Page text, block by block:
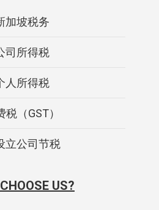
加坡税务
司所得税
人所得税
税（GST）
立公司节税
US?